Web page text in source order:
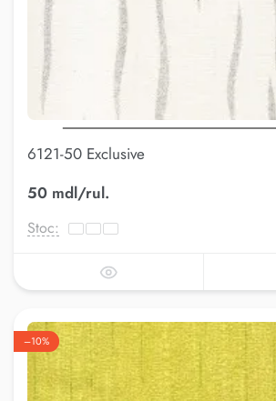
6121-50 Exclusive
50 mdl/rul.
Stoc:
–10%